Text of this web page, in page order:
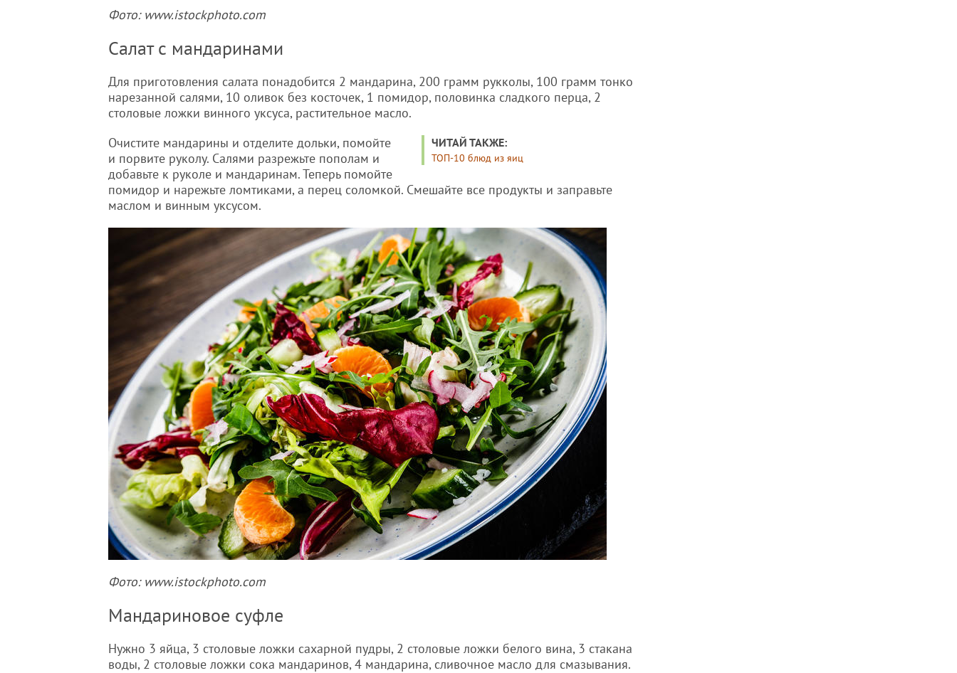
Фото: www.istockphoto.com
Салат с мандаринами
Для приготовления салата понадобится 2 мандарина, 200 грамм рукколы, 100 грамм тонко
нарезанной салями, 10 оливок без косточек, 1 помидор, половинка сладкого перца, 2
столовые ложки винного уксуса, растительное масло.
ЧИТАЙ ТАКЖЕ:
ТОП-10 блюд из яиц
Очистите мандарины и отделите дольки, помойте
и порвите руколу. Салями разрежьте пополам и
добавьте к руколе и мандаринам. Теперь помойте
помидор и нарежьте ломтиками, а перец соломкой. Смешайте все продукты и заправьте
маслом и винным уксусом.
Фото: www.istockphoto.com
Мандариновое суфле
Нужно 3 яйца, 3 столовые ложки сахарной пудры, 2 столовые ложки белого вина, 3 стакана
воды, 2 столовые ложки сока мандаринов, 4 мандарина, сливочное масло для смазывания.